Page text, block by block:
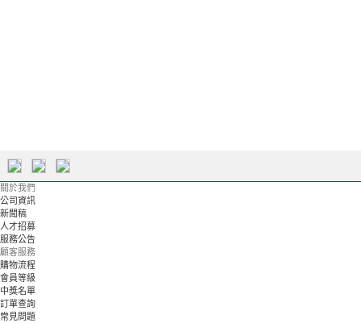
關於我們
公司資訊
新聞稿
人才招募
服務公告
顧客服務
購物流程
會員等級
中獎名單
訂單查詢
常見問題